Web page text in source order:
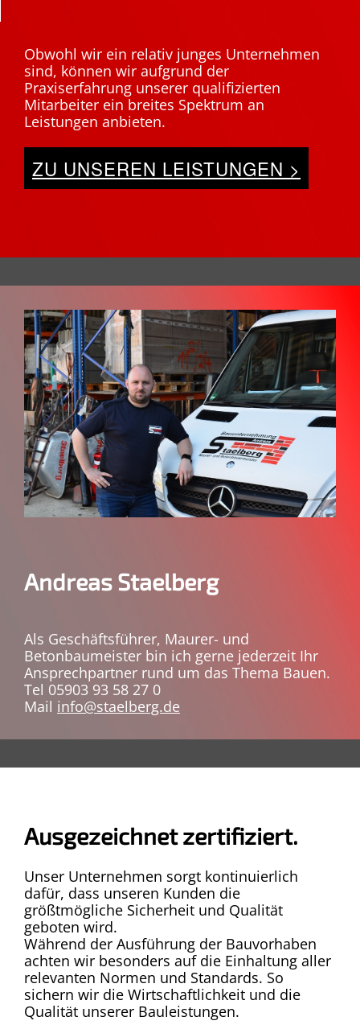
Obwohl wir ein relativ junges Unternehmen
sind, können wir aufgrund der
Praxiserfahrung unserer qualifizierten
Mitarbeiter ein breites Spektrum an
Leistungen anbieten.
ZU UNSEREN LEISTUNGEN >
Andreas Staelberg
Als Geschäftsführer, Maurer- und
Betonbaumeister bin ich gerne jederzeit Ihr
Ansprechpartner rund um das Thema Bauen.
Tel 05903 93 58 27 0
Mail info@staelberg.de
Ausgezeichnet zertifiziert.
Unser Unternehmen sorgt kontinuierlich
dafür, dass unseren Kunden die
größtmögliche Sicherheit und Qualität
geboten wird.
Während der Ausführung der Bauvorhaben
achten wir besonders auf die Einhaltung aller
relevanten Normen und Standards. So
sichern wir die Wirtschaftlichkeit und die
Qualität unserer Bauleistungen.